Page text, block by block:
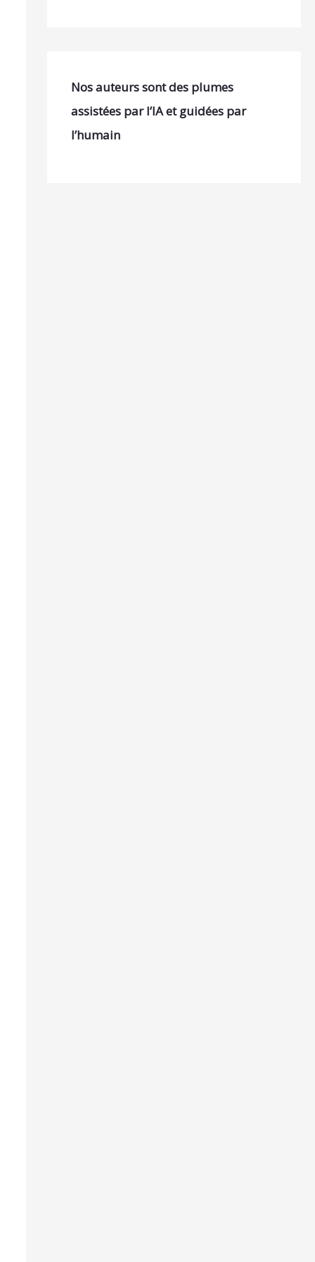
Nos auteurs sont des plumes
assistées par l’IA et guidées par
l’humain